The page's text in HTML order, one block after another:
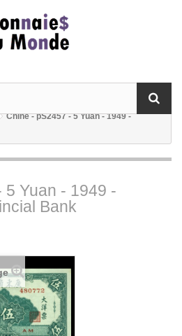
Chine - pS2457 - 5 Yuan - 1949 -
5 Yuan - 1949 -
Bank